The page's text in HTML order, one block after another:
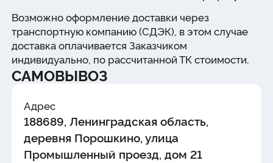
Возможно оформление доставки через
транспортную компанию (СДЭК), в этом случае
доставка оплачивается Заказчиком
индивидуально, по рассчитанной ТК стоимости.
САМОВЫВОЗ
Адрес
188689, Ленинградская область,
деревня Порошкино, улица
Промышленный проезд, дом 21